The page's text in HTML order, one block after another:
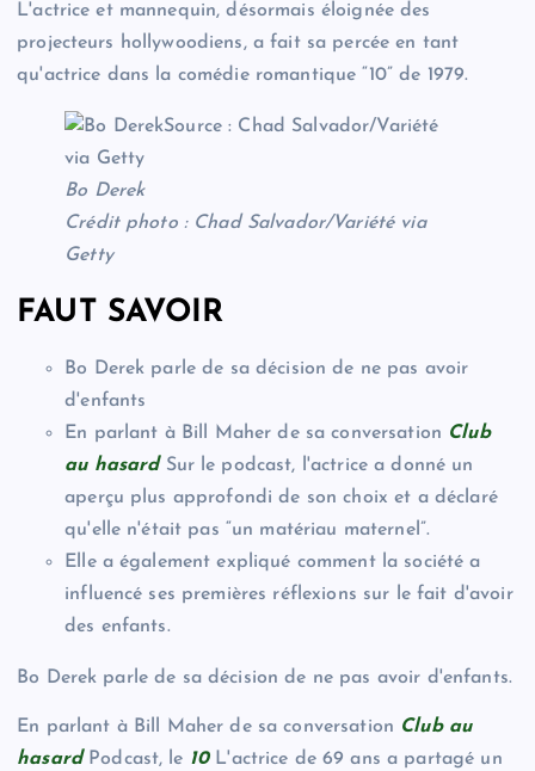
L'actrice et mannequin, désormais éloignée des
projecteurs hollywoodiens, a fait sa percée en tant
qu'actrice dans la comédie romantique “10” de 1979.
Bo Derek
Crédit photo : Chad Salvador/Variété via
Getty
FAUT SAVOIR
Bo Derek parle de sa décision de ne pas avoir
d'enfants
En parlant à Bill Maher de sa conversation Club
au hasardSur le podcast, l'actrice a donné un
aperçu plus approfondi de son choix et a déclaré
qu'elle n'était pas “un matériau maternel”.
Elle a également expliqué comment la société a
influencé ses premières réflexions sur le fait d'avoir
des enfants.
Bo Derek parle de sa décision de ne pas avoir d'enfants.
En parlant à Bill Maher de sa conversation Club au
hasardPodcast, le 10L'actrice de 69 ans a partagé un